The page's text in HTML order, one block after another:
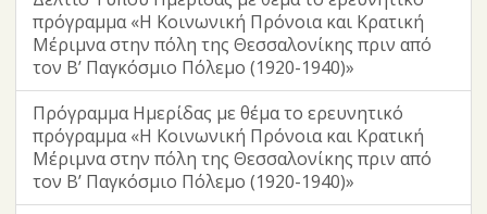
πρόγραμμα «Η Κοινωνική Πρόνοια και Κρατική
Μέριμνα στην πόλη της Θεσσαλονίκης πριν από
τον Β’ Παγκόσμιο Πόλεμο (1920-1940)»
Πρόγραμμα Ημερίδας με θέμα το ερευνητικό
πρόγραμμα «Η Κοινωνική Πρόνοια και Κρατική
Μέριμνα στην πόλη της Θεσσαλονίκης πριν από
τον Β’ Παγκόσμιο Πόλεμο (1920-1940)»